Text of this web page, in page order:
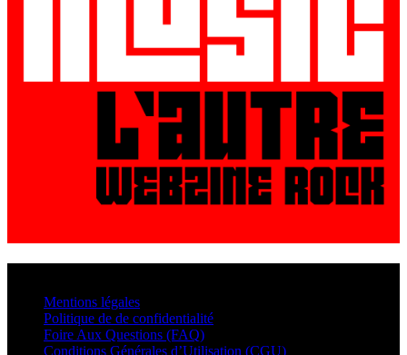
Mentions légales
Politique de de confidentialité
Foire Aux Questions (FAQ)
Conditions Générales d’Utilisation (CGU)